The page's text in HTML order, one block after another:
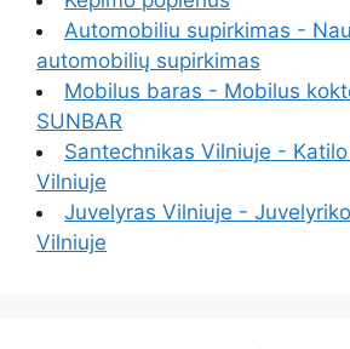
Automobiliu supirkimas -
automobilių supirkimas
Mobilus baras - Mobilus
SUNBAR
Santechnikas Vilniuje -
Vilniuje
Juvelyras Vilniuje -
Vilniuje